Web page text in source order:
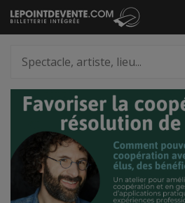
Passer
au
artiste,
lieu...